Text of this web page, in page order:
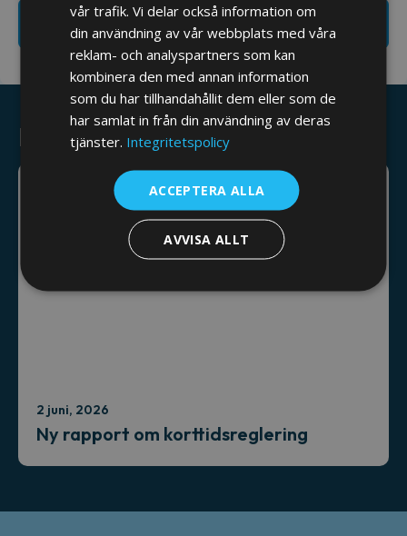
Ta kontakt med oss
Relaterade nyheter
2 juni, 2026
Ny rapport om korttidsreglering
vår trafik. Vi delar också information om
din användning av vår webbplats med våra
reklam- och analyspartners som kan
kombinera den med annan information
som du har tillhandahållit dem eller som de
har samlat in från din användning av deras
tjänster. Integritetspolicy
ACCEPTERA ALLA
AVVISA ALLT